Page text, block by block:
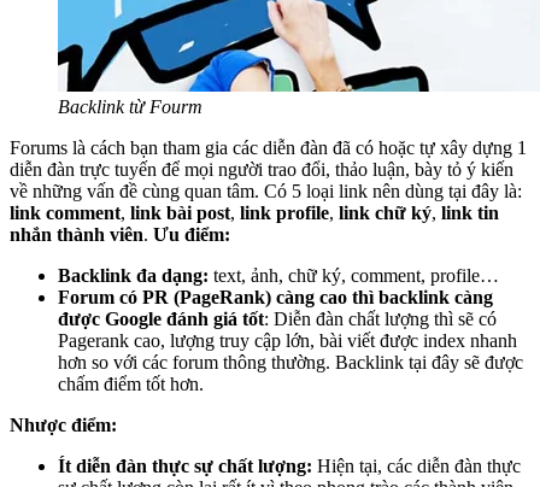
Backlink từ Fourm
Forums là cách bạn tham gia các diễn đàn đã có hoặc tự xây dựng 1
diễn đàn trực tuyến để mọi người trao đổi, thảo luận, bày tỏ ý kiến
về những vấn đề cùng quan tâm. Có 5 loại link nên dùng tại đây là:
link comment, link bài post, link profile, link chữ ký, link tin
nhắn thành viên. Ưu điểm:
Backlink đa dạng: text, ảnh, chữ ký, comment, profile…
Forum có PR (PageRank) càng cao thì backlink càng
được Google đánh giá tốt: Diễn đàn chất lượng thì sẽ có
Pagerank cao, lượng truy cập lớn, bài viết được index nhanh
hơn so với các forum thông thường. Backlink tại đây sẽ được
chấm điểm tốt hơn.
Nhược điểm:
Ít diễn đàn thực sự chất lượng: Hiện tại, các diễn đàn thực